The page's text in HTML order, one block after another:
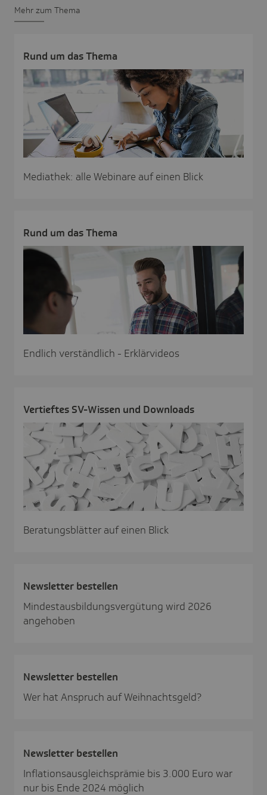
Mehr zum Thema
Rund um das Thema
Mediathek: alle Webinare auf einen Blick
Rund um das Thema
Endlich verständlich - Erklärvideos
Vertieftes SV-Wissen und Down­loads
Beratungsblätter auf einen Blick
News­letter bestellen
Mindestausbildungsvergütung wird 2026
angehoben
News­letter bestellen
Wer hat Anspruch auf Weihnachtsgeld?
News­letter bestellen
Inflationsausgleichsprämie bis 3.000 Euro war
nur bis Ende 2024 möglich